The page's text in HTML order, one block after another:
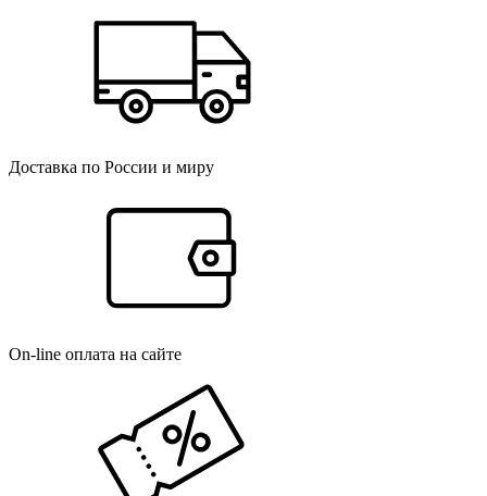
Доставка по России и миру
On-line оплата на сайте